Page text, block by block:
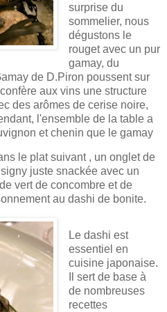
surprise du
sommelier, nous
dégustons le
rouget avec un pur
gamay, du
de D.Piron poussent sur
aux vins une structure
des arômes de cerise noire,
l'ensemble de la table a
et chenin que le gamay
le plat suivant , un onglet de
juste snackée avec un
vert de concombre et de
au dashi de bonite.
Le dashi est
essentiel en
cuisine japonaise.
Il sert de base à
de nombreuses
recettes